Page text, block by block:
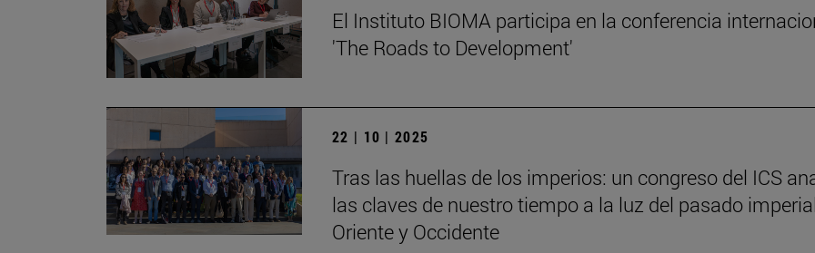
El Instituto BIOMA participa en la conferencia
'The Roads to Development'
22 | 10 | 2025
Tras las huellas de los imperios: un congreso del ICS
las claves de nuestro tiempo a la luz del pasado
Oriente y Occidente